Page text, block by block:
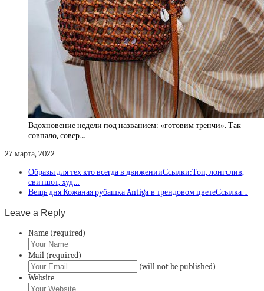
Вдохновение недели под названием: «готовим тренчи». Так
совпало, совер…
27 марта, 2022
Образы для тех кто всегда в движенииСсылки:Топ, лонгслив,
свитшот, худ…
Вещь дня.Кожаная рубашка Antiga в трендовом цветеСсылка…
Leave a Reply
Name (required)
Mail (required)
(will not be published)
Website